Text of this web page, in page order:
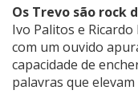
Os Trevo são rock
Ivo Palitos e
com um ouvido
capacidade de
palavras que